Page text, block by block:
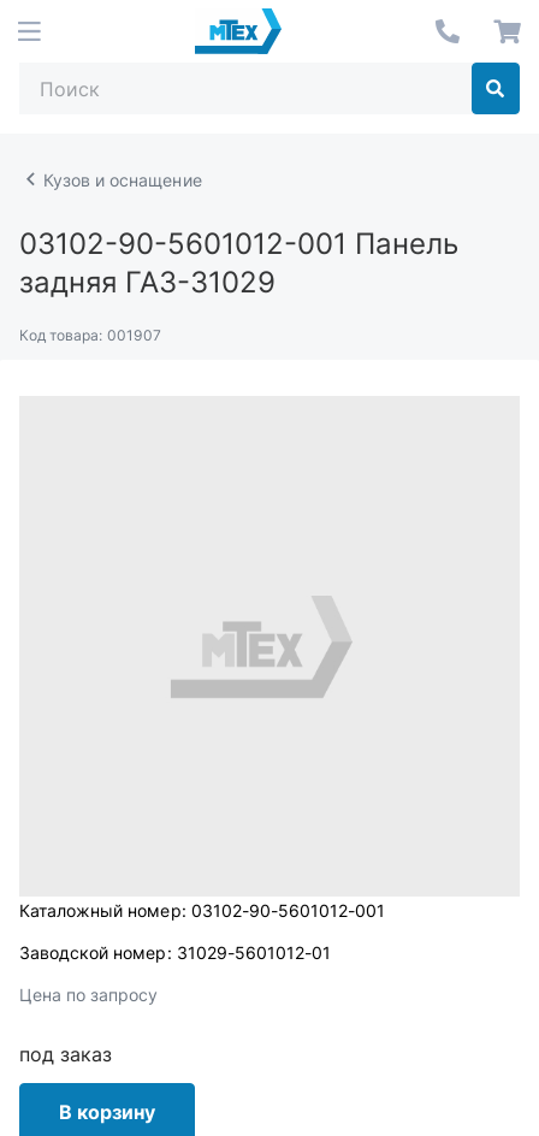
Кузов и оснащение
03102-90-5601012-001 Панель
задняя ГАЗ-31029
Код товара: 001907
Каталожный номер: 03102-90-5601012-001
Заводской номер: 31029-5601012-01
Цена по запросу
под заказ
В корзину